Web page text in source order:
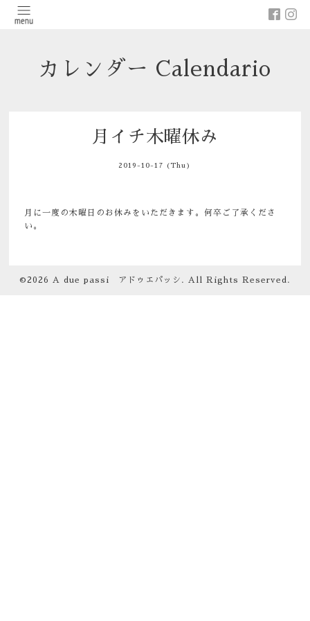
カレンダー Calendario
月イチ木曜休み
2019-10-17 (Thu)
月に一度の木曜日のお休みをいただきます。何卒ご了承くださ
い。
©2026 A due passi アドゥエパッシ . All Rights Reserved.